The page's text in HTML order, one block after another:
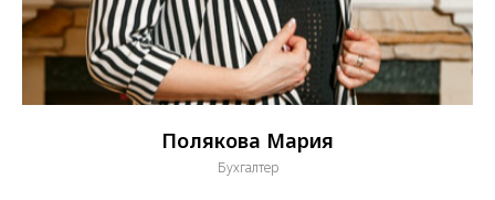
Полякова Мария
Бухгалтер